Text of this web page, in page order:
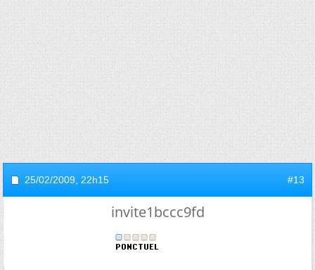
25/02/2009, 22h15 #13
invite1bccc9fd